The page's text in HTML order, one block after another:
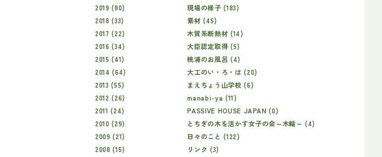
2019 (80)
2018 (33)
2017 (22)
2016 (34)
2015 (41)
2014 (64)
2013 (55)
2012 (26)
2011 (24)
2010 (29)
2009 (21)
2008 (15)
現場の様子 (183)
素材 (45)
木質系断熱材 (14)
大臣認定取得 (5)
桃浦のお風呂 (4)
大工のい・ろ・は (20)
まえちょう山学校 (6)
manabi-ya (11)
PASSIVE HOUSE JAPAN (0)
とちぎの木を活かす女子の会～木輪～ (4)
日々のこと (122)
リンク (3)